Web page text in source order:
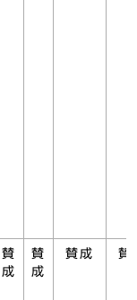
賛
成
賛
成
賛成 賛